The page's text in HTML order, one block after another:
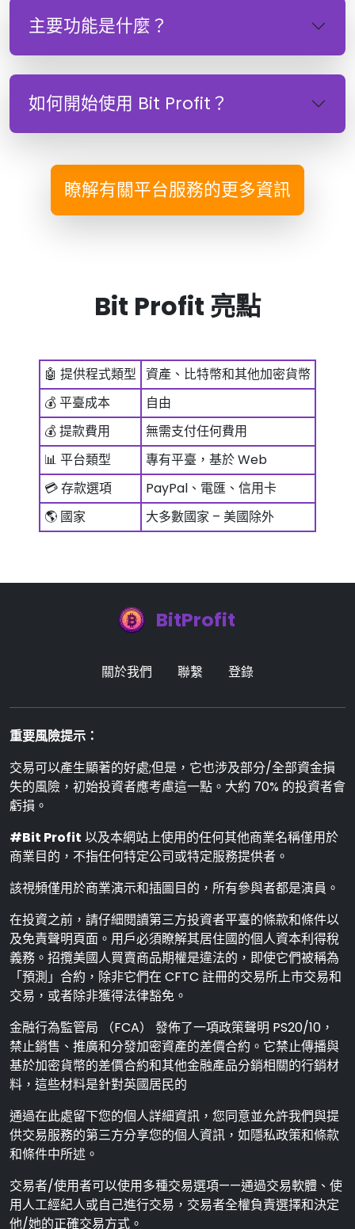
主要功能是什麼？
如何開始使用 Bit Profit？
瞭解有關平台服務的更多資訊
Bit Profit 亮點
🤖 提供程式類型 資產、比特幣和其他加密貨幣
💰 平臺成本
自由
💰 提款費用
無需支付任何費用
📊 平台類型
專有平臺，基於 Web
💳 存款選項
PayPal、電匯、信用卡
🌎 國家
大多數國家 – 美國除外
BitProfit
關於我們 聯繫 登錄
重要風險提示：
交易可以產生顯著的好處;但是，它也涉及部分/全部資金損
失的風險，初始投資者應考慮這一點。大約 70% 的投資者會
虧損。
#Bit Profit 以及本網站上使用的任何其他商業名稱僅用於
商業目的，不指任何特定公司或特定服務提供者。
該視頻僅用於商業演示和插圖目的，所有參與者都是演員。
在投資之前，請仔細閱讀第三方投資者平臺的條款和條件以
及免責聲明頁面。用戶必須瞭解其居住國的個人資本利得稅
義務。招攬美國人買賣商品期權是違法的，即使它們被稱為
「預測」合約，除非它們在 CFTC 註冊的交易所上市交易和
交易，或者除非獲得法律豁免。
金融行為監管局 （FCA） 發佈了一項政策聲明 PS20/10，
禁止銷售、推廣和分發加密資產的差價合約。它禁止傳播與
基於加密貨幣的差價合約和其他金融產品分銷相關的行銷材
料，這些材料是針對英國居民的
通過在此處留下您的個人詳細資訊，您同意並允許我們與提
供交易服務的第三方分享您的個人資訊，如隱私政策和條款
和條件中所述。
交易者/使用者可以使用多種交易選項——通過交易軟體、使
用人工經紀人或自己進行交易，交易者全權負責選擇和決定
他/她的正確交易方式。